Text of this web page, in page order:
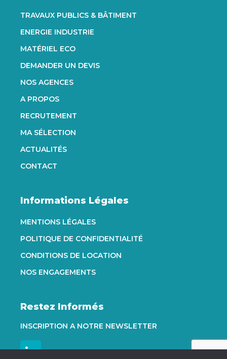
TRAVAUX PUBLICS & BÂTIMENT
ENERGIE INDUSTRIE
MATÉRIEL ECO
DEMANDER UN DEVIS
NOS AGENCES
A PROPOS
RECRUTEMENT
MA SÉLECTION
ACTUALITÉS
CONTACT
Informations Légales
MENTIONS LÉGALES
POLITIQUE DE CONFIDENTIALITÉ
CONDITIONS DE LOCATION
NOS ENGAGEMENTS
Restez Informés
INSCRIPTION A NOTRE NEWSLETTER